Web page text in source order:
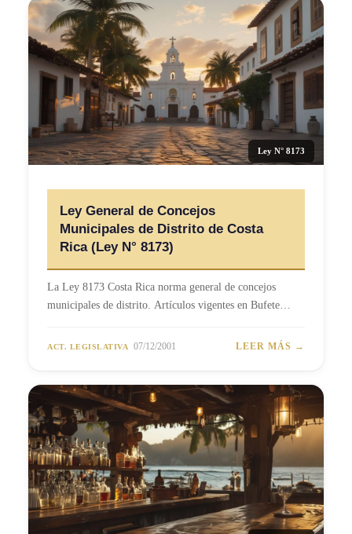
Ley N° 8173
Ley General de Concejos
Municipales de Distrito de Costa
Rica (Ley N° 8173)
La Ley 8173 Costa Rica norma general de concejos
municipales de distrito. Artículos vigentes en Bufete…
ACT. LEGISLATIVA 07/12/2001 LEER MÁS →